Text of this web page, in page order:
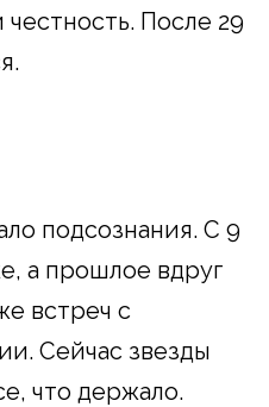
После 29
подсознания. С 9
а прошлое вдруг
встреч с
Сейчас звезды
что держало.